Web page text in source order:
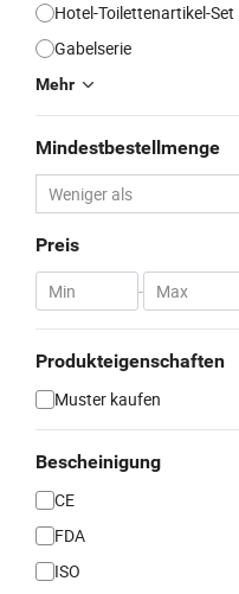
Hotel-Toilettenartikel-Set
Gabelserie
Mehr
Mindestbestellmenge
Preis
-
Produkteigenschaften
Muster kaufen
Bescheinigung
CE
FDA
ISO